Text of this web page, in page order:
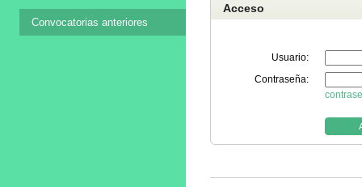
Convocatorias anteriores
Acceso
Usuario:
Contraseña: